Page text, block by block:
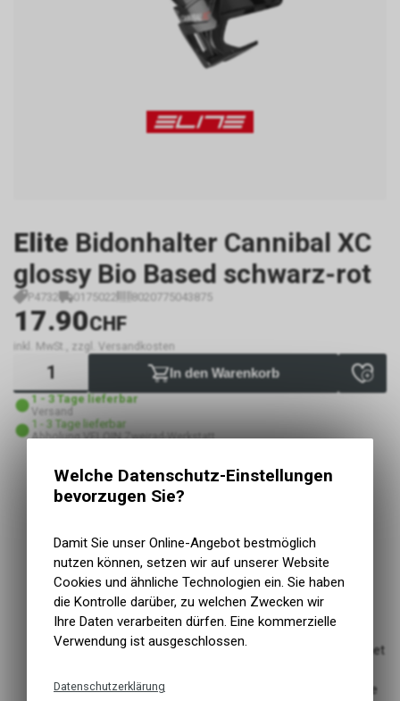
Elite Bidonhalter Cannibal XC
glossy Bio Based schwarz-rot
P4732 0175022 8020775043875
17.90CHF
inkl. MwSt., zzgl. Versandkosten
In den Warenkorb
1 - 3 Tage lieferbar
Versand
1 - 3 Tage lieferbar
Abholung VELOIN Zweirad-Werkstatt
KurzbezeichnungCannibal XC Bio
Hergestellt aus biobasiertem Kunststoff auf
Rizinusölbasis
Ein nachhaltigeres Produktionsmodell, um aus fossilen
Brennstoffen gewonnene Materialien durch aus
natürlichen Quellen gewonnene Rohstoffe zu ersetzen
Für alle Rahmengrössen verwendbar. Besonders geeignet
"Side"-Bidonhalter, speziell zum Einschieben der Flasche
Welche Datenschutz-Einstellungen
bevorzugen Sie?
Damit Sie unser Online-Angebot bestmöglich
nutzen können, setzen wir auf unserer Website
Cookies und ähnliche Technologien ein. Sie haben
die Kontrolle darüber, zu welchen Zwecken wir
Ihre Daten verarbeiten dürfen. Eine kommerzielle
Verwendung ist ausgeschlossen.
Datenschutzerklärung